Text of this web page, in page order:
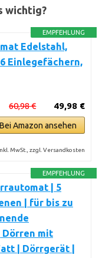
wichtig?
EMPFEHLUNG
Edelstahl,
Einlegefächern,
49,98 €
60,98 €
Amazon ansehen
MwSt., zzgl. Versandkosten
EMPFEHLUNG
| 5
| für bis zu
Dörren mit
| Dörrgerät |